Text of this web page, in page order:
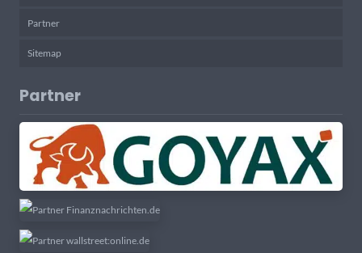
Partner
Sitemap
Partner